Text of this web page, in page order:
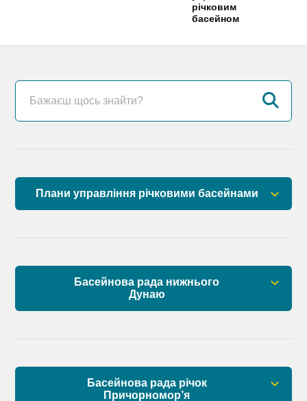
річковим
басейном
Плани управління річковими басейнами
Басейнова рада нижнього
Дунаю
Склад Басейнової ради нижнього Дунаю
Басейнова рада річок
Причорномор’я